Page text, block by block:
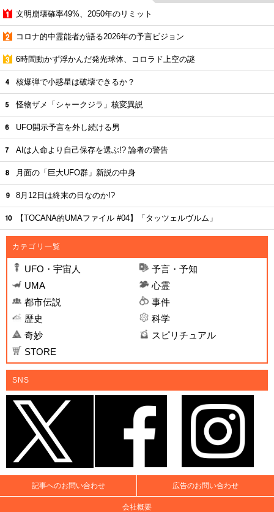
文明崩壊確率49%、2050年のリミット
コロナ的中霊能者が語る2026年の予言ビジョン
6時間動かず浮かんだ発光球体、コロラド上空の謎
核爆弾で小惑星は破壊できるか？
怪物ザメ「シャークジラ」核変異説
UFO開示予言を外し続ける男
AIは人命より自己保存を選ぶ!? 論者の警告
月面の「巨大UFO群」新説の中身
8月12日は終末の日なのか!?
【TOCANA的UMAファイル #04】「タッツェルヴルム」
カテゴリ一覧
UFO・宇宙人
予言・予知
UMA
心霊
都市伝説
事件
歴史
科学
奇妙
スピリチュアル
STORE
SNS
記事へのお問い合わせ 広告のお問い合わせ
会社概要